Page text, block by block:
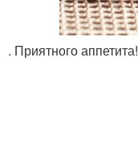
. Приятного аппетита!